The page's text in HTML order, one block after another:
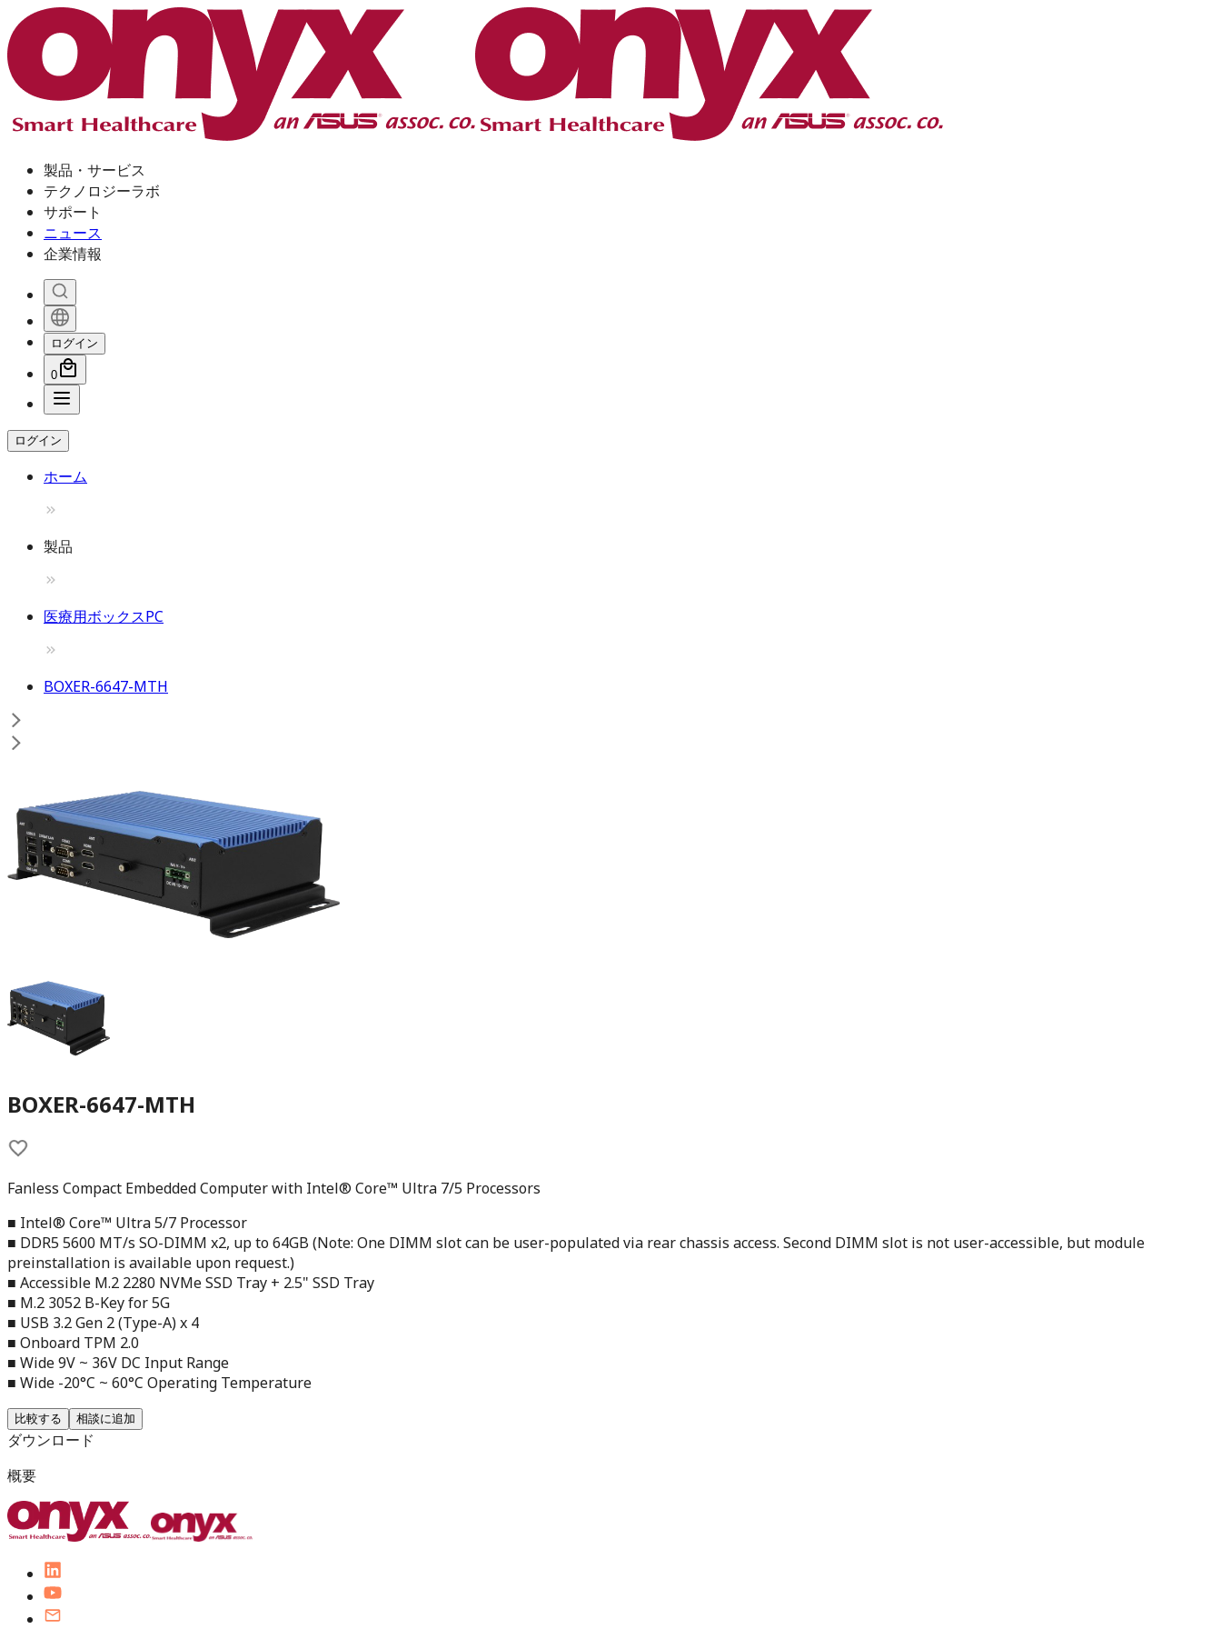
製品・サービス
テクノロジーラボ
サポート
ニュース
企業情報
ログイン
0
ログイン
ホーム
製品
医療用ボックスPC
BOXER-6647-MTH
BOXER-6647-MTH
Fanless Compact Embedded Computer with Intel® Core™ Ultra 7/5 Processors
■ Intel® Core™ Ultra 5/7 Processor
■ DDR5 5600 MT/s SO-DIMM x2, up to 64GB (Note: One DIMM slot can be user-populated via rear chassis access. Second DIMM slot is not user-accessible, but module
preinstallation is available upon request.)
■ Accessible M.2 2280 NVMe SSD Tray + 2.5" SSD Tray
■ M.2 3052 B-Key for 5G
■ USB 3.2 Gen 2 (Type-A) x 4
■ Onboard TPM 2.0
■ Wide 9V ~ 36V DC Input Range
■ Wide -20°C ~ 60°C Operating Temperature
比較する 相談に追加
ダウンロード
概要